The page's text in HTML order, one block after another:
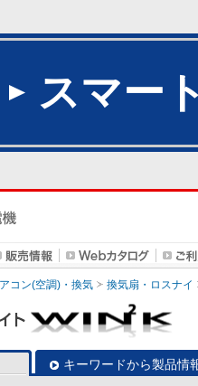
スマー
コン(空調)・換気 換気扇・ロスナイ
キーワードから製品情